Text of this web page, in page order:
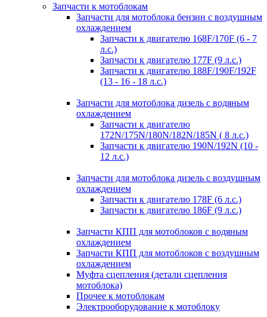
Запчасти к мотоблокам
Запчасти для мотоблока бензин с воздушным
охлаждением
Запчасти к двигателю 168F/170F (6 - 7
л.с.)
Запчасти к двигателю 177F (9 л.с.)
Запчасти к двигателю 188F/190F/192F
(13 - 16 - 18 л.с.)
Запчасти для мотоблока дизель с водяным
охлаждением
Запчасти к двигателю
172N/175N/180N/182N/185N ( 8 л.с.)
Запчасти к двигателю 190N/192N (10 -
12 л.с.)
Запчасти для мотоблока дизель с воздушным
охлаждением
Запчасти к двигателю 178F (6 л.с.)
Запчасти к двигателю 186F (9 л.с.)
Запчасти КПП для мотоблоков с водяным
охлаждением
Запчасти КПП для мотоблоков с воздушным
охлаждением
Муфта сцепления (детали сцепления
мотоблока)
Прочее к мотоблокам
Электрооборудование к мотоблоку